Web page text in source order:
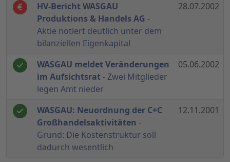
HV-Bericht WASGAU
Produktions & Handels AG -
Aktie notiert deutlich unter dem
bilanziellen Eigenkapital
28.07.2002
WASGAU meldet Veränderungen
im Aufsichtsrat- Zwei Mitglieder
legen Amt nieder
05.06.2002
WASGAU: Neuordnung der C+C
Großhandelsaktivitäten -
Grund: Die Kostenstruktur soll
dadurch wesentlich
12.11.2001